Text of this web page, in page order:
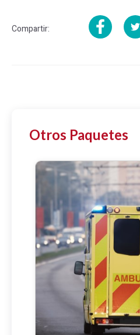
Compartir:
Otros Paquetes